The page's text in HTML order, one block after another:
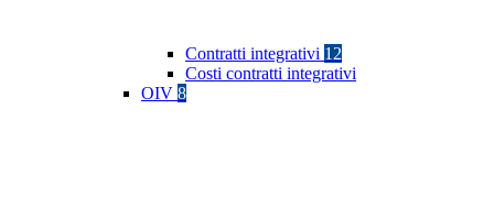
Contratti integrativi 12
Costi contratti integrativi
OIV 8